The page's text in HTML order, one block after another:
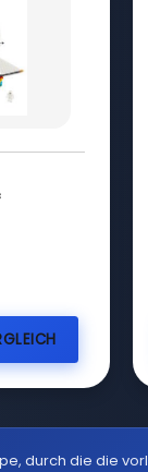
durch die die